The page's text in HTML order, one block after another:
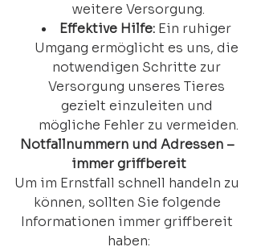
weitere Versorgung.
Effektive Hilfe: Ein ruhiger
Umgang ermöglicht es uns, die
notwendigen Schritte zur
Versorgung unseres Tieres
gezielt einzuleiten und
mögliche Fehler zu vermeiden.
Notfallnummern und Adressen –
immer griffbereit
Um im Ernstfall schnell handeln zu
können, sollten Sie folgende
Informationen immer griffbereit
haben: